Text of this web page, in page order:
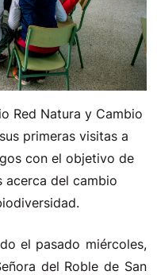
Red Natura y Cambio
primeras visitas a
con el objetivo de
acerca del cambio
el pasado miércoles,
del Roble de San